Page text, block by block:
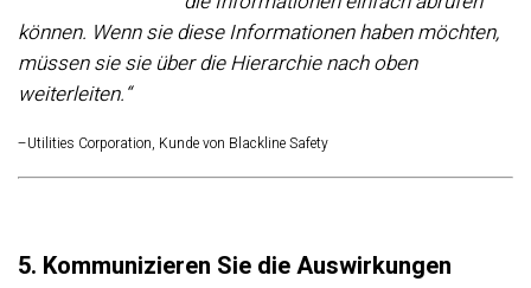
können. Wenn sie diese Informationen haben möchten,
müssen sie sie über die Hierarchie nach oben
weiterleiten.“
–Utilities Corporation, Kunde von Blackline Safety
5. Kommunizieren Sie die Auswirkungen